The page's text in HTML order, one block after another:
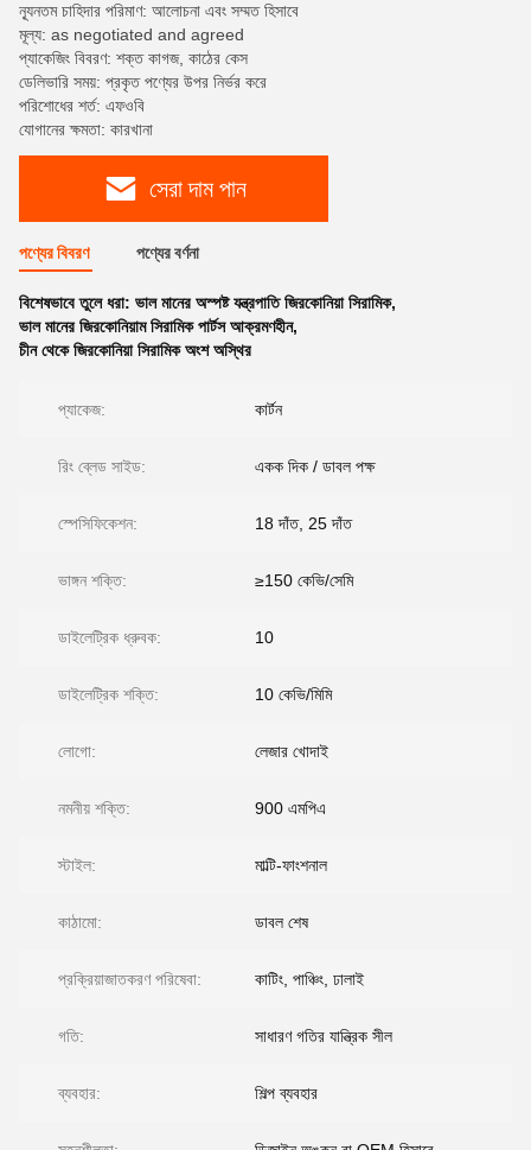
ন্যূনতম চাহিদার পরিমাণ: আলোচনা এবং সম্মত হিসাবে
মূল্য: as negotiated and agreed
প্যাকেজিং বিবরণ: শক্ত কাগজ, কাঠের কেস
ডেলিভারি সময়: প্রকৃত পণ্যের উপর নির্ভর করে
পরিশোধের শর্ত: এফওবি
যোগানের ক্ষমতা: কারখানা
সেরা দাম পান
পণ্যের বিবরণ পণ্যের বর্ণনা
বিশেষভাবে তুলে ধরা: ভাল মানের অস্পষ্ট যন্ত্রপাতি জিরকোনিয়া সিরামিক,
ভাল মানের জিরকোনিয়াম সিরামিক পার্টস আক্রমণহীন,
চীন থেকে জিরকোনিয়া সিরামিক অংশ অস্থির
প্যাকেজ: কার্টন
রিং ব্লেড সাইড: একক দিক / ডাবল পক্ষ
স্পেসিফিকেশন: 18 দাঁত, 25 দাঁত
ভাঙ্গন শক্তি: ≥150 কেভি/সেমি
ডাইলেট্রিক ধ্রুবক: 10
ডাইলেট্রিক শক্তি: 10 কেভি/মিমি
লোগো: লেজার খোদাই
নমনীয় শক্তি: 900 এমপিএ
স্টাইল: মাল্টি-ফাংশনাল
কাঠামো: ডাবল শেষ
প্রক্রিয়াজাতকরণ পরিষেবা: কাটিং, পাঞ্চিং, ঢালাই
গতি: সাধারণ গতির যান্ত্রিক সীল
ব্যবহার: শিল্প ব্যবহার